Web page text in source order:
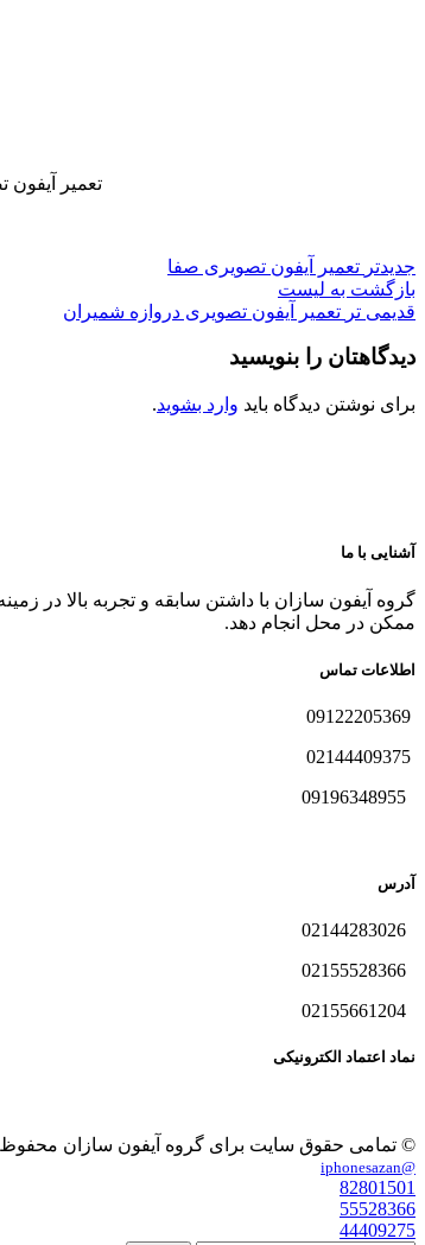
تعمیر
جدیدتر تعمیر آیفون تصویری صفا
بازگشت به لیست
قدیمی تر تعمیر آیفون تصویری دروازه شمیران
دیدگاهتان را بنویسید
برای نوشتن دیدگاه باید وارد بشوید.
آشنایی با ما
گروه آیفون سازان با داشتن سابقه و تجربه بالا در
ممکن در محل انجام دهد.
اطلاعات تماس
آدرس
نماد اعتماد الکترونیکی
© تمامی حقوق سایت برای گروه آیفون سازان
@iphonesazan
82801501
55528366
44409275